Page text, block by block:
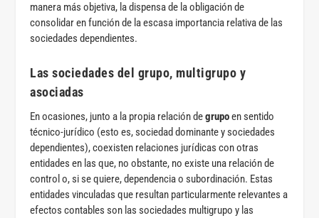
manera más objetiva, la dispensa de la obligación de
consolidar en función de la escasa importancia relativa de las
sociedades dependientes.
Las sociedades del grupo, multigrupo y
asociadas
En ocasiones, junto a la propia relación degrupoen sentido
técnico-jurídico (esto es, sociedad dominante y sociedades
dependientes), coexisten relaciones jurídicas con otras
entidades en las que, no obstante, no existe una relación de
control o, si se quiere, dependencia o subordinación. Estas
entidades vinculadas que resultan particularmente relevantes a
efectos contables son las sociedades multigrupo y las